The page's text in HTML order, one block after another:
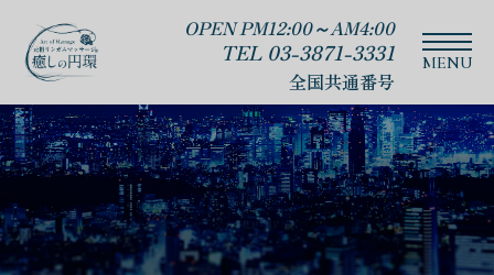
OPEN PM12:00～AM4:00
TEL 03-3871-3331
全国共通番号